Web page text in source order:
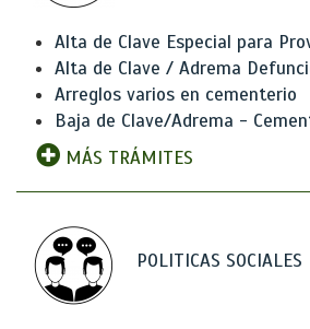
Alta de Clave Especial para
Alta de Clave / Adrema
Arreglos varios en cementerio
Baja de Clave/Adrema -
MÁS TRÁMITES
POLITICAS SOCIALES